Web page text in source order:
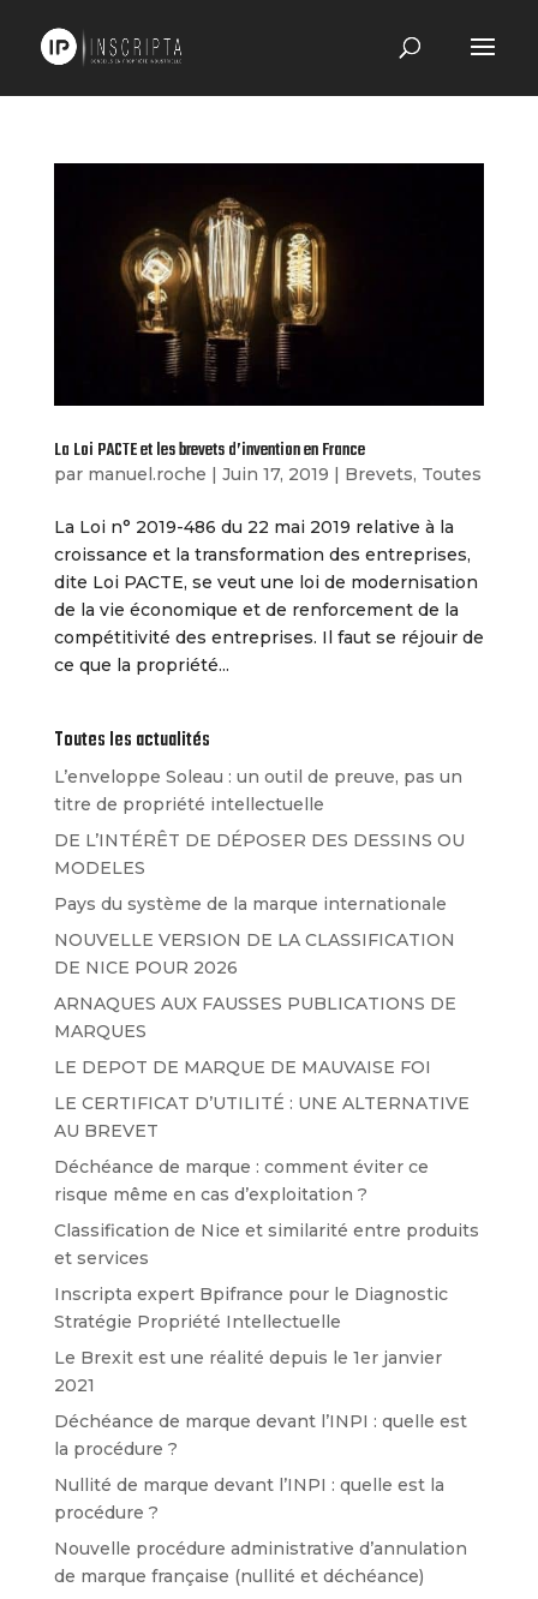
La Loi PACTE et les brevets d’invention en France
par manuel.roche | Juin 17, 2019 | Brevets, Toutes
La Loi n° 2019-486 du 22 mai 2019 relative à la
croissance et la transformation des entreprises,
dite Loi PACTE, se veut une loi de modernisation
de la vie économique et de renforcement de la
compétitivité des entreprises. Il faut se réjouir de
ce que la propriété...
Toutes les actualités
L’enveloppe Soleau : un outil de preuve, pas un
titre de propriété intellectuelle
DE L’INTÉRÊT DE DÉPOSER DES DESSINS OU
MODELES
Pays du système de la marque internationale
NOUVELLE VERSION DE LA CLASSIFICATION
DE NICE POUR 2026
ARNAQUES AUX FAUSSES PUBLICATIONS DE
MARQUES
LE DEPOT DE MARQUE DE MAUVAISE FOI
LE CERTIFICAT D’UTILITÉ : UNE ALTERNATIVE
AU BREVET
Déchéance de marque : comment éviter ce
risque même en cas d’exploitation ?
Classification de Nice et similarité entre produits
et services
Inscripta expert Bpifrance pour le Diagnostic
Stratégie Propriété Intellectuelle
Le Brexit est une réalité depuis le 1er janvier
2021
Déchéance de marque devant l’INPI : quelle est
la procédure ?
Nullité de marque devant l’INPI : quelle est la
procédure ?
Nouvelle procédure administrative d’annulation
de marque française (nullité et déchéance)